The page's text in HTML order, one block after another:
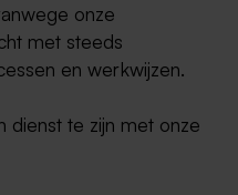
onze
met steeds
en werkwijzen.
dienst te zijn met onze